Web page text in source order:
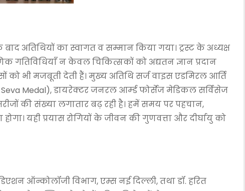
अतिथियों का स्वागत व सम्मान किया गया। ट्रस्ट के अध्यक्ष
गतिविधियाँ न केवल चिकित्सकों को अद्यतन ज्ञान प्रदान
भी मजबूती देती हैं। मुख्य अतिथि सर्ज वाइस एडमिरल आर्ति
Medal), डायरेक्टर जनरल आर्म्ड फोर्सेज मेडिकल सर्विसेज
की संख्या लगातार बढ़ रही है। हमें समय पर पहचान,
यही प्रयास रोगियों के जीवन की गुणवत्ता और दीर्घायु को
ऑन्कोलॉजी विभाग, एम्स नई दिल्ली, तथा डॉ. हरित